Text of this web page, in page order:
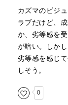
カズマのビジ
ラブだけど、
か、劣等感を
が暗い。しか
劣等感を感じ
しそう。
0